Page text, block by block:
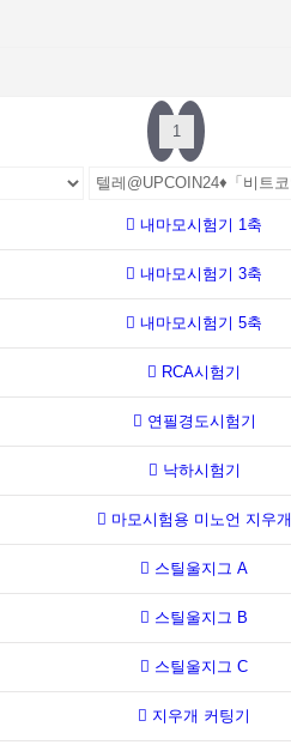
1
PRODUCT
내마모시험기 1축
내마모시험기 3축
내마모시험기 5축
RCA시험기
연필경도시험기
낙하시험기
마모시험용 미노언 지우개
스틸울지그 A
스틸울지그 B
스틸울지그 C
지우개 커팅기